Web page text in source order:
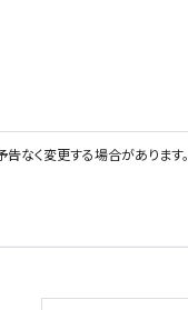
なく変更する場合があります。